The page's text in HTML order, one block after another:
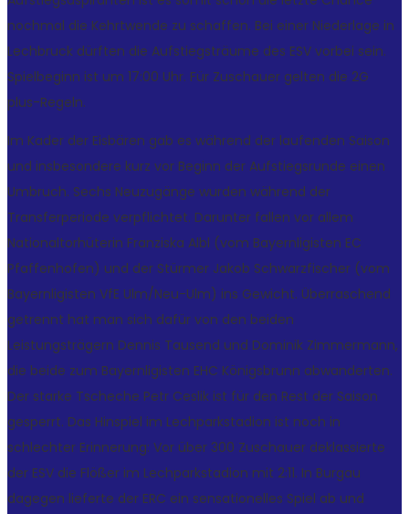
nochmal die Kehrtwende zu schaffen. Bei einer Niederlage in
Lechbruck dürften die Aufstiegsträume des ESV vorbei sein.
Spielbeginn ist um 17:00 Uhr. Für Zuschauer gelten die 2G
plus-Regeln.
Im Kader der Eisbären gab es während der laufenden Saison
und insbesondere kurz vor Beginn der Aufstiegsrunde einen
Umbruch. Sechs Neuzugänge wurden während der
Transferperiode verpflichtet. Darunter fallen vor allem
Nationaltorhüterin Franziska Albl (vom Bayernligisten EC
Pfaffenhofen) und der Stürmer Jakob Schwarzfischer (vom
Bayernligisten VfE Ulm/Neu-Ulm) ins Gewicht. Überraschend
getrennt hat man sich dafür von den beiden
Leistungsträgern Dennis Tausend und Dominik Zimmermann,
die beide zum Bayernligisten EHC Königsbrunn abwanderten.
Der starke Tscheche Petr Ceslik ist für den Rest der Saison
gesperrt. Das Hinspiel im Lechparkstadion ist noch in
schlechter Erinnerung: Vor über 300 Zuschauer deklassierte
der ESV die Flößer im Lechparkstadion mit 2:11. In Burgau
dagegen lieferte der ERC ein sensationelles Spiel ab und